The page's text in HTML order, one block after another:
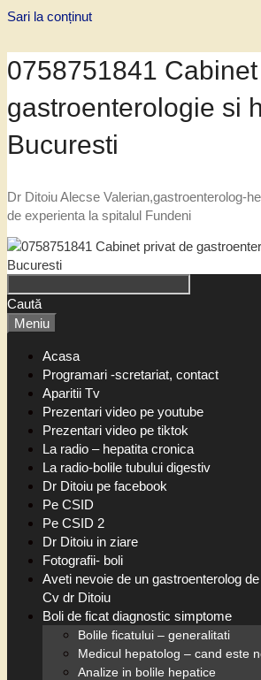
Sari la conținut
0758751841
gastroenterologie si
Bucuresti
Dr Ditoiu Alecse Valerian,gastroenterolog-
de experienta la spitalul Fundeni
Caută
Meniu
Acasa
Programari -scretariat, contact
Aparitii Tv
Prezentari video pe youtube
Prezentari video pe tiktok
La radio – hepatita cronica
La radio-bolile tubului digestiv
Dr Ditoiu pe facebook
Pe CSID
Pe CSID 2
Dr Ditoiu in ziare
Fotografii- boli
Aveti nevoie de un gastroenterolog
Cv dr Ditoiu
Boli de ficat diagnostic simptome
Bolile ficatului – generalitati
Medicul hepatolog – cand este
Analize in bolile hepatice